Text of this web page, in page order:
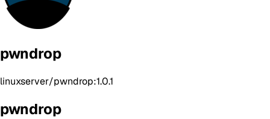
pwndrop
linuxserver/pwndrop:1.0.1
pwndrop